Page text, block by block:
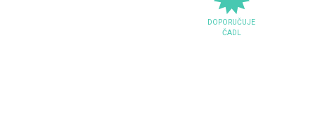
DOPORUČUJE
ČADL